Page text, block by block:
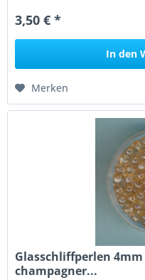
3,50 € *
In den
Merken
Glasschliffperlen
champagner...